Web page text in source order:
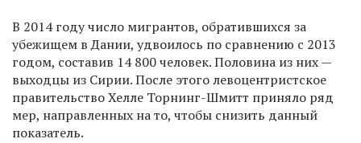
В 2014 году число мигрантов, обратившихся за
убежищем в Дании, удвоилось по сравнению с 2013
годом, составив 14 800 человек. Половина из них —
выходцы из Сирии. После этого левоцентристское
правительство Хелле Торнинг-Шмитт приняло ряд
мер, направленных на то, чтобы снизить данный
показатель.